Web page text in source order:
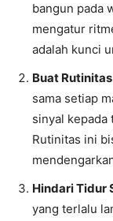
bangun pada
mengatur
adalah kunci
Buat
sama setiap
sinyal kepada
Rutinitas ini
Hindari Tidur
yang terlalu